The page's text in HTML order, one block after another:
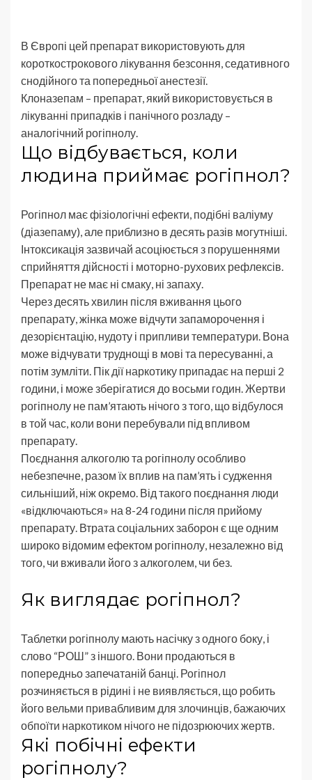
В Європі цей препарат використовують для
короткострокового лікування безсоння, седативного
снодійного та попередньої анестезії.
Клоназепам – препарат, який використовується в
лікуванні припадків і панічного розладу –
аналогічний рогіпнолу.
Що відбувається, коли
людина приймає рогіпнол?
Рогіпнол має фізіологічні ефекти, подібні валіуму
(діазепаму), але приблизно в десять разів могутніші.
Інтоксикація зазвичай асоціюється з порушеннями
сприйняття дійсності і моторно-рухових рефлексів.
Препарат не має ні смаку, ні запаху.
Через десять хвилин після вживання цього
препарату, жінка може відчути запаморочення і
дезорієнтацію, нудоту і припливи температури. Вона
може відчувати труднощі в мові та пересуванні, а
потім зумліти. Пік дії наркотику припадає на перші 2
години, і може зберігатися до восьми годин. Жертви
рогіпнолу не пам’ятають нічого з того, що відбулося
в той час, коли вони перебували під впливом
препарату.
Поєднання алкоголю та рогіпнолу особливо
небезпечне, разом їх вплив на пам’ять і судження
сильніший, ніж окремо. Від такого поєднання люди
«відключаються» на 8-24 години після прийому
препарату. Втрата соціальних заборон є ще одним
широко відомим ефектом рогіпнолу, незалежно від
того, чи вживали його з алкоголем, чи без.
Як виглядає рогіпнол?
Таблетки рогіпнолу мають насічку з одного боку, і
слово “РОШ” з іншого. Вони продаються в
попередньо запечатаній банці. Рогіпнол
розчиняється в рідині і не виявляється, що робить
його вельми привабливим для злочинців, бажаючих
обпоїти наркотиком нічого не підозрюючих жертв.
Які побічні ефекти
рогіпнолу?